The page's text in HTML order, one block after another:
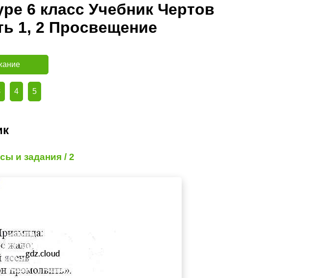
6 класс Учебник Чертов
1, 2 Просвещение
4 5
и задания / 2